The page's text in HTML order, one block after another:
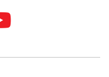
ao ao
Aceder